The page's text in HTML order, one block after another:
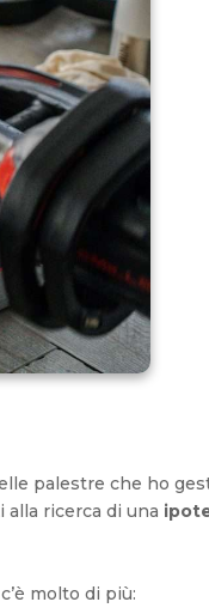
palestre che ho
alla ricerca di una
molto di più: